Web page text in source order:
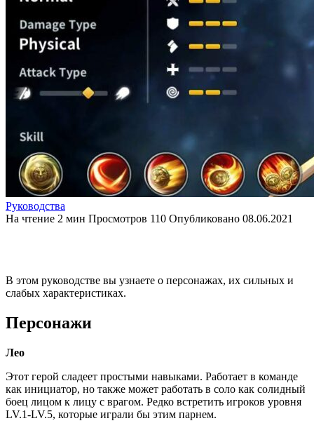
Руководства
На чтение 2 мин Просмотров 110 Опубликовано 08.06.2021
В этом руководстве вы узнаете о персонажах, их сильных и
слабых характеристиках.
Персонажи
Лео
Этот герой сладеет простыми навыками. Работает в команде
как инициатор, но также может работать в соло как солидный
боец лицом к лицу с врагом. Редко встретить игроков уровня
LV.1-LV.5, которые играли бы этим парнем.